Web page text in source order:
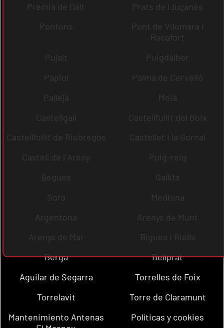
Premià de Dalt
Prats de Lluçanès
Pontons
Pont de Vilomara i
Rocafort
Pujalt
Puigdàlber
Papiol
Palma de Cervelló
Pallejà
Moià
Castellgalí
Castellfullit del Boix
Castellfollit de Riubregós
Castellet i la Gornal
Castell de l´Areny
Puig-reig
Begues
Gallifa
Sora
Mediona
Argentona
Arenys de Munt
Arenys de Mar
Bigues i Riells
Berga
Bellprat
Aguilar de Segarra
Torrelles de Foix
Torrelavit
Torre de Claramunt
Mantenimiento Antenas
Políticas y cookies